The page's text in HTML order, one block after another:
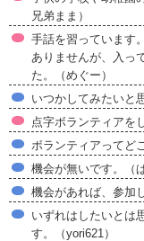
兄弟まま）
手話を習っています
ありませんが、入っ
た。（めぐー）
いつかしてみたいと
点字ボランティアを
ボランティアってど
機会が無いです。（
機会があれば、参加
いずれはしたいとは
す。（yori621）